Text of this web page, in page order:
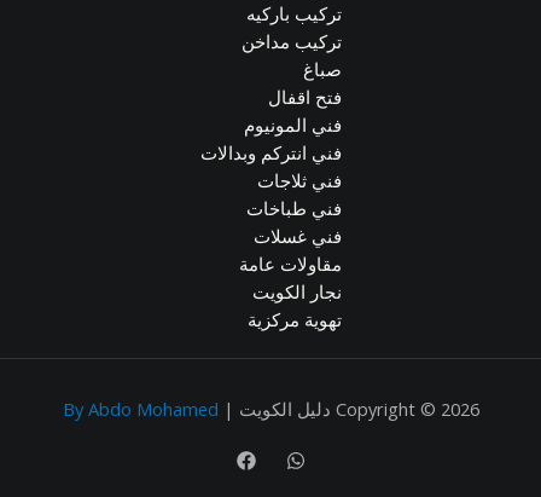
تركيب باركيه
تركيب مداخن
صباغ
فتح اقفال
فني المونيوم
فني انتركم وبدالات
فني ثلاجات
فني طباخات
فني غسلات
مقاولات عامة
نجار الكويت
تهوية مركزية
Copyright © 2026 دليل الكويت | By Abdo Mohamed